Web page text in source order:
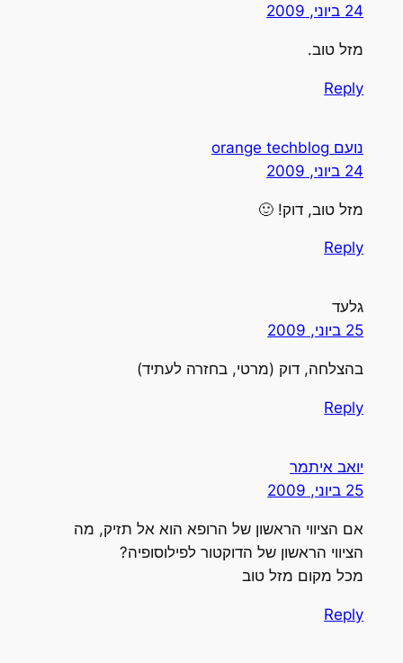
24 ביוני, 2009
מזל טוב.
Reply
נועם orange techblog
24 ביוני, 2009
מזל טוב, דוק! 🙂
Reply
גלעד
25 ביוני, 2009
בהצלחה, דוק (מרטי, בחזרה לעתיד)
Reply
יואב איתמר
25 ביוני, 2009
אם הציווי הראשון של הרופא הוא אל תזיק, מה
הציווי הראשון של הדוקטור לפילוסופיה?
מכל מקום מזל טוב
Reply